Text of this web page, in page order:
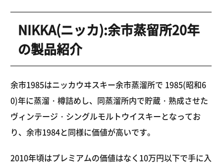
NIKKA(ニッカ):余市蒸留所20年
の製品紹介
余市1985はニッカウヰスキー余市蒸溜所で 1985(昭和6
0)年に蒸溜・樽詰めし、同蒸溜所内で貯蔵・熟成させた
ヴィンテージ・シングルモルトウイスキーとなってお
り、余市1984と同様に価値が高いです。
2010年頃はプレミアムの価値はなく10万円以下で手に入